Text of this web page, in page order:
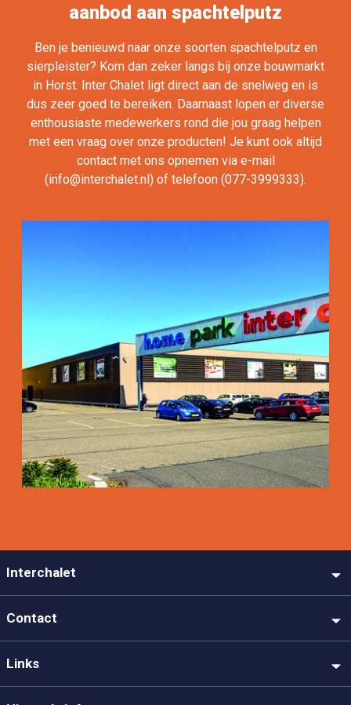
aanbod aan spachtelputz
Ben je benieuwd naar onze soorten spachtelputz en
sierpleister? Kom dan zeker langs bij onze bouwmarkt
in Horst. Inter Chalet ligt direct aan de snelweg en is
dus zeer goed te bereiken. Daarnaast lopen er diverse
enthousiaste medewerkers rond die jou graag helpen
met een vraag over onze producten! Je kunt ook altijd
contact met ons opnemen via e-mail
(info@interchalet.nl) of telefoon (077-3999333).
Interchalet
Contact
Links